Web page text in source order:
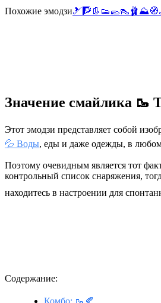
Похожие эмодзи🎿 🧗 👢 👟🥿👠🩰⛰️🧭
Значение смайлика 🥾
Этот эмодзи представляет собой
💦 Воды, еды и даже одежды, в
Поэтому очевидным является тот
контрольный список снаряжения,
находитесь в настроении для
Содержание:
Комбо: 🥾🍂